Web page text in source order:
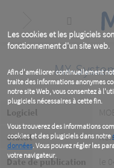
Les cookies et les plugiciels
fonctionnement d'un site web.
Afin d'améliorer continuellement
traite des informations anonymes
notre site Web, vous consentez à
plugiciels nécessaires à cette fin.
Vous trouverez des informations
cookies et des plugiciels dans notre
données. Vous pouvez régler les
votre navigateur.
content
MX-
Logiciel
Statut
Date de publication le